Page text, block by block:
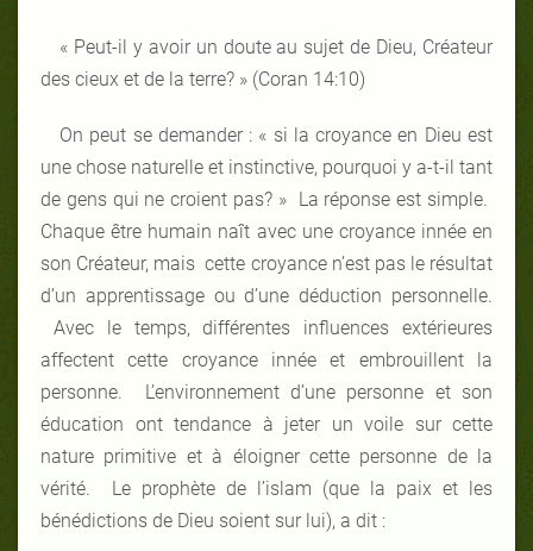
« Peut-il y avoir un doute au sujet de Dieu, Créateur
des cieux et de la terre? » (Coran 14:10)
On peut se demander : « si la croyance en Dieu est
une chose naturelle et instinctive, pourquoi y a-t-il tant
de gens qui ne croient pas? » La réponse est simple.
Chaque être humain naît avec une croyance innée en
son Créateur, mais cette croyance n’est pas le résultat
d’un apprentissage ou d’une déduction personnelle.
Avec le temps, différentes influences extérieures
affectent cette croyance innée et embrouillent la
personne. L’environnement d’une personne et son
éducation ont tendance à jeter un voile sur cette
nature primitive et à éloigner cette personne de la
vérité. Le prophète de l’islam (que la paix et les
bénédictions de Dieu soient sur lui), a dit :